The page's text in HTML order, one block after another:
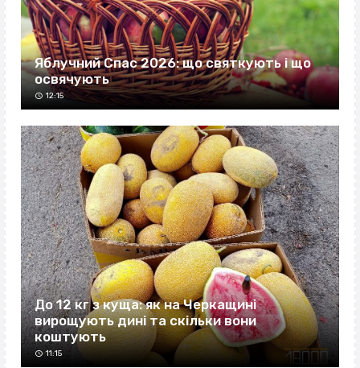
Яблучний Спас 2026: що святкують і що
освячують
12:15
До 12 кг з куща: як на Черкащині
вирощують дині та скільки вони
коштують
11:15